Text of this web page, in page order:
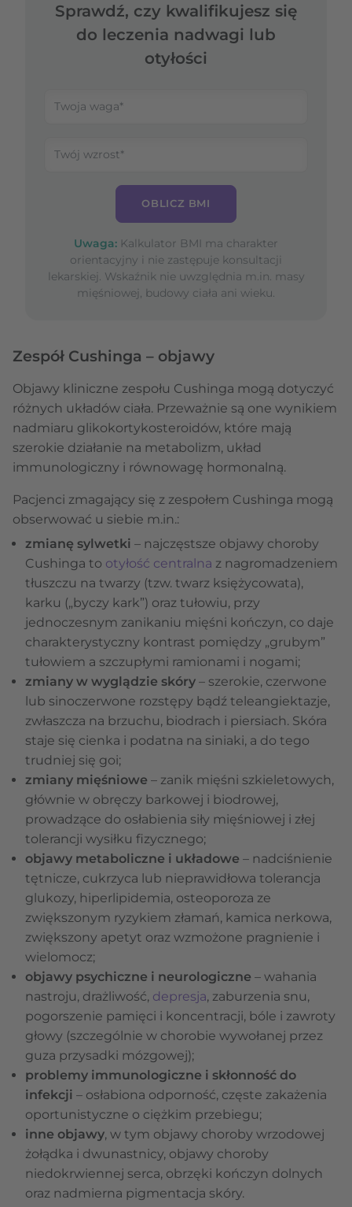
Sprawdź, czy kwalifikujesz się
do leczenia nadwagi lub
otyłości
OBLICZ BMI
Uwaga: Kalkulator BMI ma charakter
orientacyjny i nie zastępuje konsultacji
lekarskiej. Wskaźnik nie uwzględnia m.in. masy
mięśniowej, budowy ciała ani wieku.
Zespół Cushinga – objawy
Objawy kliniczne zespołu Cushinga mogą dotyczyć
różnych układów ciała. Przeważnie są one wynikiem
nadmiaru glikokortykosteroidów, które mają
szerokie działanie na metabolizm, układ
immunologiczny i równowagę hormonalną.
Pacjenci zmagający się z zespołem Cushinga mogą
obserwować u siebie m.in.:
zmianę sylwetki – najczęstsze objawy choroby
Cushinga to otyłość centralna z nagromadzeniem
tłuszczu na twarzy (tzw. twarz księżycowata),
karku („byczy kark”) oraz tułowiu, przy
jednoczesnym zanikaniu mięśni kończyn, co daje
charakterystyczny kontrast pomiędzy „grubym”
tułowiem a szczupłymi ramionami i nogami;
zmiany w wyglądzie skóry – szerokie, czerwone
lub sinoczerwone rozstępy bądź teleangiektazje,
zwłaszcza na brzuchu, biodrach i piersiach. Skóra
staje się cienka i podatna na siniaki, a do tego
trudniej się goi;
zmiany mięśniowe – zanik mięśni szkieletowych,
głównie w obręczy barkowej i biodrowej,
prowadzące do osłabienia siły mięśniowej i złej
tolerancji wysiłku fizycznego;
objawy metaboliczne i układowe – nadciśnienie
tętnicze, cukrzyca lub nieprawidłowa tolerancja
glukozy, hiperlipidemia, osteoporoza ze
zwiększonym ryzykiem złamań, kamica nerkowa,
zwiększony apetyt oraz wzmożone pragnienie i
wielomocz;
objawy psychiczne i neurologiczne – wahania
nastroju, drażliwość, depresja, zaburzenia snu,
pogorszenie pamięci i koncentracji, bóle i zawroty
głowy (szczególnie w chorobie wywołanej przez
guza przysadki mózgowej);
problemy immunologiczne i skłonność do
infekcji – osłabiona odporność, częste zakażenia
oportunistyczne o ciężkim przebiegu;
inne objawy, w tym objawy choroby wrzodowej
żołądka i dwunastnicy, objawy choroby
niedokrwiennej serca, obrzęki kończyn dolnych
oraz nadmierna pigmentacja skóry.